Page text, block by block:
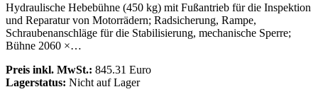
Hydraulische Hebebühne (450 kg) mit Fußantrieb für die Inspektion
und Reparatur von Motorrädern; Radsicherung, Rampe,
Schraubenanschläge für die Stabilisierung, mechanische Sperre;
Bühne 2060 ×…
Preis inkl. MwSt.: 845.31 Euro
Lagerstatus: Nicht auf Lager